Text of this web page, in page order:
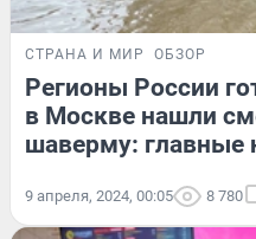
СТРАНА И МИР ОБЗОР
Регионы России
в Москве нашли
шаверму: главные
9 апреля, 2024, 00:05 8 780